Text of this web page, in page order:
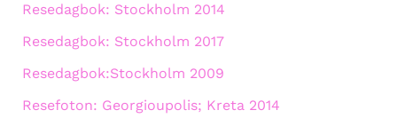
Resedagbok: Stockholm 2014
Resedagbok: Stockholm 2017
Resedagbok:Stockholm 2009
Resefoton: Georgioupolis; Kreta 2014